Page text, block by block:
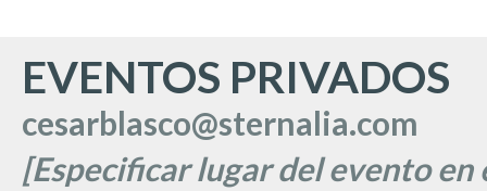
EVENTOS PRIVADOS
cesarblasco@sternalia.com
[Especificar lugar del evento en